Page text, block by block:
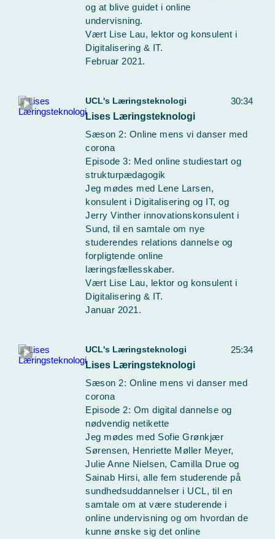
og at blive guidet i online
undervisning.
Vært Lise Lau, lektor og konsulent i
Digitalisering & IT.
Februar 2021.
30:34
UCL's Læringsteknologi
Lises Læringsteknologi
Sæson 2: Online mens vi danser med
corona
Episode 3: Med online studiestart og
strukturpædagogik
Jeg mødes med Lene Larsen,
konsulent i Digitalisering og IT, og
Jerry Vinther innovationskonsulent i
Sund, til en samtale om nye
studerendes relations dannelse og
forpligtende online
læringsfællesskaber.
Vært Lise Lau, lektor og konsulent i
Digitalisering & IT.
Januar 2021.
25:34
UCL's Læringsteknologi
Lises Læringsteknologi
Sæson 2: Online mens vi danser med
corona
Episode 2: Om digital dannelse og
nødvendig netikette
Jeg mødes med Sofie Grønkjær
Sørensen, Henriette Møller Meyer,
Julie Anne Nielsen, Camilla Drue og
Sainab Hirsi, alle fem studerende på
sundhedsuddannelser i UCL, til en
samtale om at være studerende i
online undervisning og om hvordan de
kunne ønske sig det online